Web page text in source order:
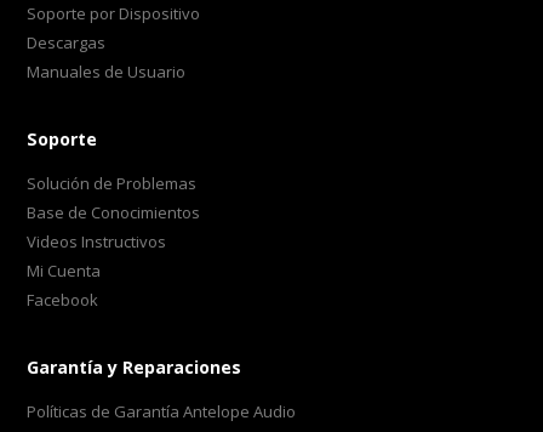
Soporte por Dispositivo
Descargas
Manuales de Usuario
Soporte
Solución de Problemas
Base de Conocimientos
Videos Instructivos
Mi Cuenta
Facebook
Garantía y Reparaciones
Políticas de Garantía Antelope Audio